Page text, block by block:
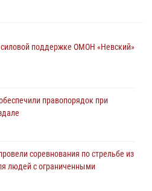
поддержке ОМОН «Невский»
правопорядок при
соревнования по стрельбе из
людей с ограниченными